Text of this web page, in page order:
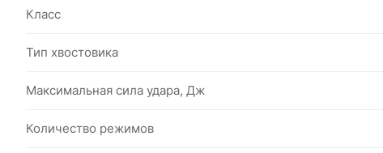
Класс
Тип хвостовика
Максимальная сила удара, Дж
Количество режимов